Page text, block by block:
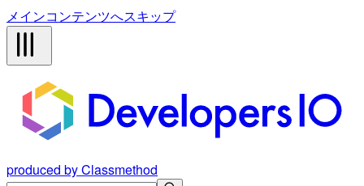
メインコンテンツへスキップ
produced by Classmethod